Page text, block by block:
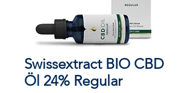
Swissextract BIO CBD
Öl 24% Regular